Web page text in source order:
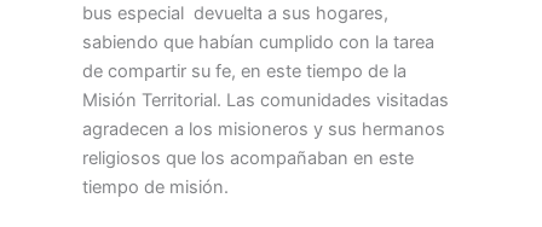
bus especial devuelta a sus hogares,
sabiendo que habían cumplido con la tarea
de compartir su fe, en este tiempo de la
Misión Territorial. Las comunidades visitadas
agradecen a los misioneros y sus hermanos
religiosos que los acompañaban en este
tiempo de misión.